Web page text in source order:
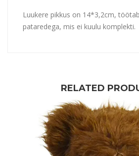
Luukere pikkus on 14*3,2cm,
pataredega, mis ei kuulu komplekti.
RELATED